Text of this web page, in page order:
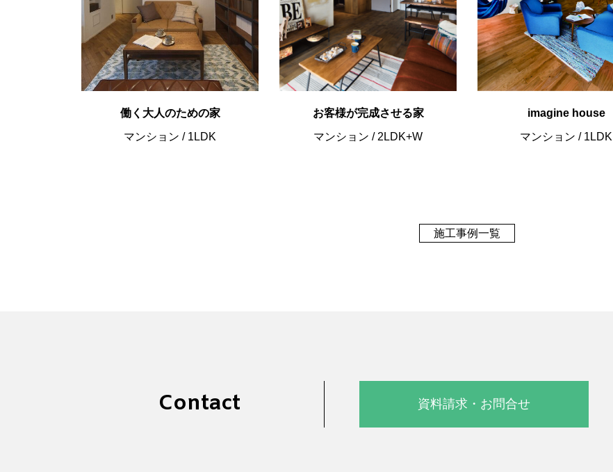
働く大人のための家
マンション / 1LDK
お客様が完成させる家
マンション / 2LDK+W
imagine house
マンション / 1LDK
施工事例一覧
Contact 資料請求・お問合せ